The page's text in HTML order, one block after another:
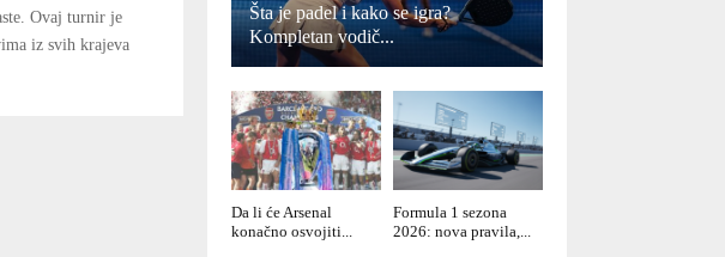
Ovaj turnir je
iz svih krajeva
Šta je padel i kako se igra?
Kompletan vodič...
Da li će Arsenal
konačno osvojiti...
Formula 1 sezona
2026: nova pravila,...